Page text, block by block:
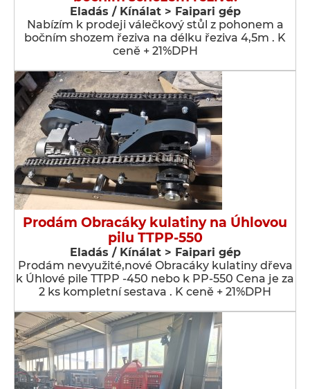
Eladás / Kínálat > Faipari gép
Nabízím k prodeji válečkový stůl z pohonem a
bočním shozem řeziva na délku řeziva 4,5m . K
ceně + 21%DPH
Prodám Obracáky kulatiny na Úhlovou
pilu TTPP-550
Eladás / Kínálat > Faipari gép
Prodám nevyužité,nové Obracáky kulatiny dřeva
k Úhlové pile TTPP -450 nebo k PP-550 Cena je za
2 ks kompletní sestava . K ceně + 21%DPH